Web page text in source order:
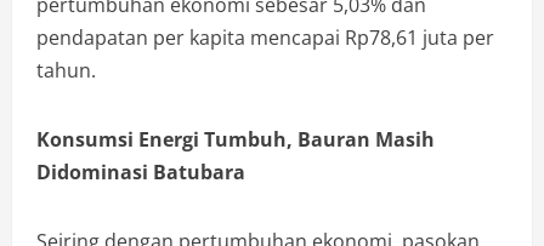
pendapatan per kapita mencapai Rp78,61 juta per
tahun.
Konsumsi Energi Tumbuh, Bauran Masih
Didominasi Batubara
Seiring dengan pertumbuhan ekonomi, pasokan